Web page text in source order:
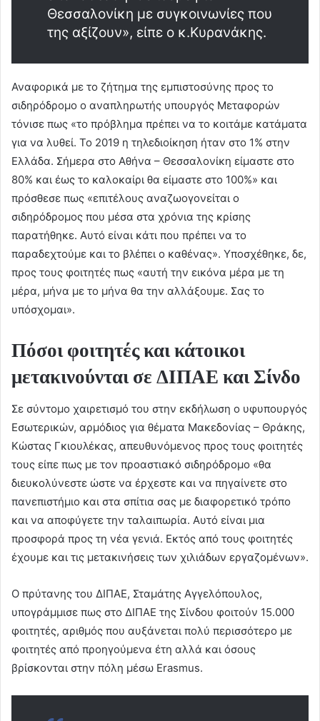
Θεσσαλονίκη με συγκοινωνίες που
της αξίζουν», είπε ο κ.Κυρανάκης.
Αναφορικά με το ζήτημα της εμπιστοσύνης προς το
σιδηρόδρομο ο αναπληρωτής υπουργός Μεταφορών
τόνισε πως «το πρόβλημα πρέπει να το κοιτάμε κατάματα
για να λυθεί. Το 2019 η τηλεδιοίκηση ήταν στο 1% στην
Ελλάδα. Σήμερα στο Αθήνα – Θεσσαλονίκη είμαστε στο
80% και έως το καλοκαίρι θα είμαστε στο 100%» και
πρόσθεσε πως «επιτέλους αναζωογονείται ο
σιδηρόδρομος που μέσα στα χρόνια της κρίσης
παρατήθηκε. Αυτό είναι κάτι που πρέπει να το
παραδεχτούμε και το βλέπει ο καθένας». Υποσχέθηκε, δε,
προς τους φοιτητές πως «αυτή την εικόνα μέρα με τη
μέρα, μήνα με το μήνα θα την αλλάξουμε. Σας το
υπόσχομαι».
Πόσοι φοιτητές και κάτοικοι
μετακινούνται σε ΔΙΠΑΕ και Σίνδο
Σε σύντομο χαιρετισμό του στην εκδήλωση ο υφυπουργός
Εσωτερικών, αρμόδιος για θέματα Μακεδονίας – Θράκης,
Κώστας Γκιουλέκας, απευθυνόμενος προς τους φοιτητές
τους είπε πως με τον προαστιακό σιδηρόδρομο «θα
διευκολύνεστε ώστε να έρχεστε και να πηγαίνετε στο
πανεπιστήμιο και στα σπίτια σας με διαφορετικό τρόπο
και να αποφύγετε την ταλαιπωρία. Αυτό είναι μια
προσφορά προς τη νέα γενιά. Εκτός από τους φοιτητές
έχουμε και τις μετακινήσεις των χιλιάδων εργαζομένων».
Ο πρύτανης του ΔΙΠΑΕ, Σταμάτης Αγγελόπουλος,
υπογράμμισε πως στο ΔΙΠΑΕ της Σίνδου φοιτούν 15.000
φοιτητές, αριθμός που αυξάνεται πολύ περισσότερο με
φοιτητές από προηγούμενα έτη αλλά και όσους
βρίσκονται στην πόλη μέσω Erasmus.